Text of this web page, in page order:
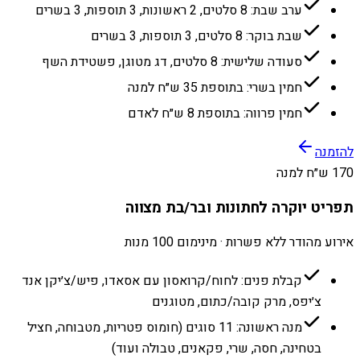
ערב שבת: 8 סלטים, 2 ראשונות, 3 תוספות, 3 בשרים
שבת בוקר: 8 סלטים, 3 תוספות, 3 בשרים
סעודה שלישית: 8 סלטים, דג מטוגן, פשטידת השף
חמין בשרי: בתוספת 35 ש״ח למנה
חמין פרווה: בתוספת 8 ש״ח לאדם
להזמנה
170 ש״ח למנה
תפריט יוקרה לחתונות ובר/בת מצווה
אירוע מהודר ללא פשרות · מינימום 100 מנות
קבלת פנים: לחוח/קרואסון עם אסאדו, פיש/צ׳יקן אנד
צ׳יפס, מרק קובה/כתום, מטוגנים
מנה ראשונה: 11 סוגים (חומוס פטריות, מטבוחה, חציל
בטחינה, חסה, שרי, פקאנים, טבולה ועוד)